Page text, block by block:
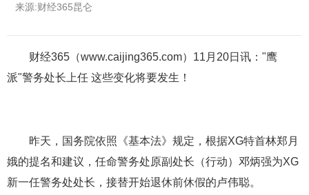
来源:财经365昆仑
财经365（www.caijing365.com）11月20日讯："鹰
派"警务处长上任 这些变化将要发生！
昨天，国务院依照《基本法》规定，根据XG特首林郑月
娥的提名和建议，任命警务处原副处长（行动）邓炳强为XG
新一任警务处处长，接替开始退休前休假的卢伟聪。